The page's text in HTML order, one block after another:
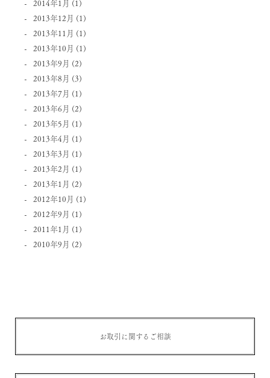
2014年1月 (1)
2013年12月 (1)
2013年11月 (1)
2013年10月 (1)
2013年9月 (2)
2013年8月 (3)
2013年7月 (1)
2013年6月 (2)
2013年5月 (1)
2013年4月 (1)
2013年3月 (1)
2013年2月 (1)
2013年1月 (2)
2012年10月 (1)
2012年9月 (1)
2011年1月 (1)
2010年9月 (2)
お取引に関するご相談